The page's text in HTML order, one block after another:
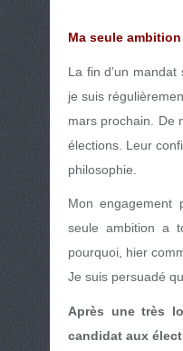
Ma seule
La fin d’un mandat
je suis
mars prochain. De
élections. Leur
philosophie.
Mon engagement
seule ambition a
pourquoi, hier
Je suis persuadé
Après une très
candidat aux